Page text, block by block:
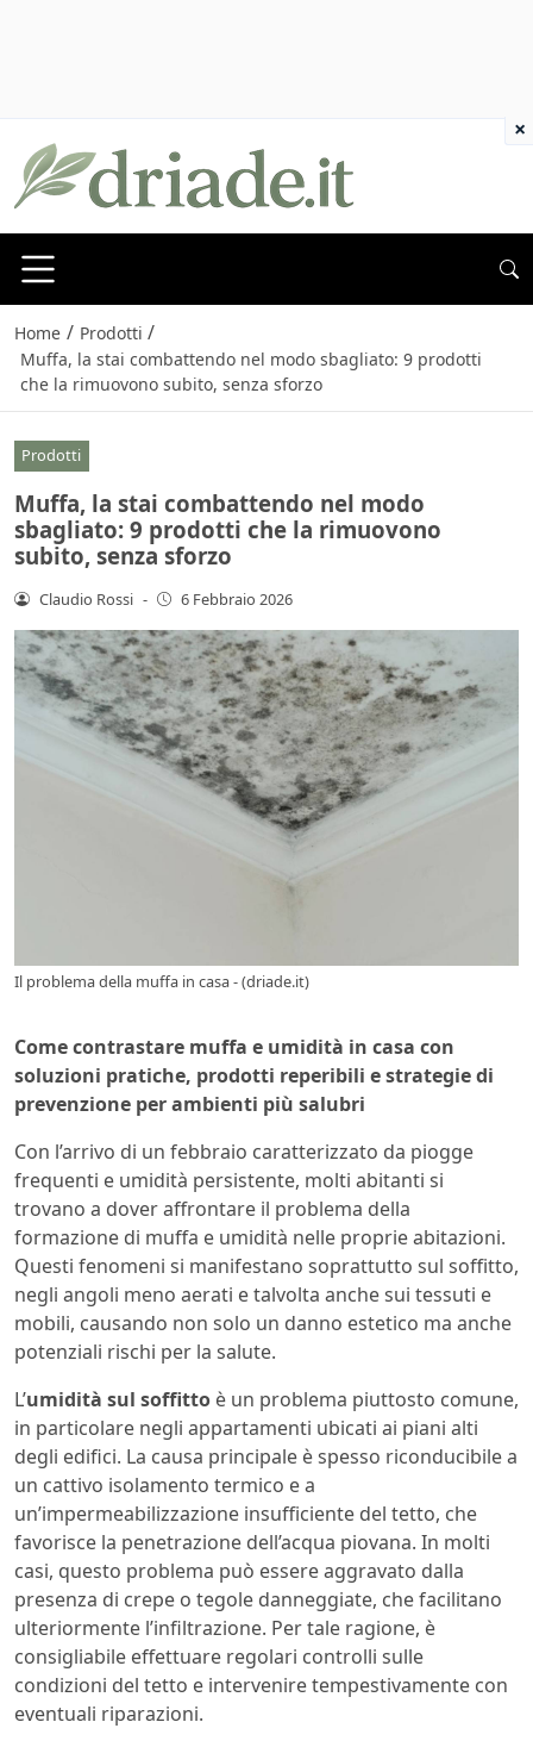
Home / Prodotti /
Muffa, la stai combattendo nel modo sbagliato: 9 prodotti
che la rimuovono subito, senza sforzo
Prodotti
Muffa, la stai combattendo nel modo
sbagliato: 9 prodotti che la rimuovono
subito, senza sforzo
Claudio Rossi - 6 Febbraio 2026
Il problema della muffa in casa - (driade.it)
Come contrastare muffa e umidità in casa con
soluzioni pratiche, prodotti reperibili e strategie di
prevenzione per ambienti più salubri
Con l’arrivo di un febbraio caratterizzato da piogge
frequenti e umidità persistente, molti abitanti si
trovano a dover affrontare il problema della
formazione di muffa e umidità nelle proprie abitazioni.
Questi fenomeni si manifestano soprattutto sul soffitto,
negli angoli meno aerati e talvolta anche sui tessuti e
mobili, causando non solo un danno estetico ma anche
potenziali rischi per la salute.
L’umidità sul soffitto è un problema piuttosto comune,
in particolare negli appartamenti ubicati ai piani alti
degli edifici. La causa principale è spesso riconducibile a
un cattivo isolamento termico e a
un’impermeabilizzazione insufficiente del tetto, che
favorisce la penetrazione dell’acqua piovana. In molti
casi, questo problema può essere aggravato dalla
presenza di crepe o tegole danneggiate, che facilitano
ulteriormente l’infiltrazione. Per tale ragione, è
consigliabile effettuare regolari controlli sulle
condizioni del tetto e intervenire tempestivamente con
eventuali riparazioni.
×